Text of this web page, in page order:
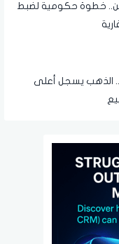
خطوة حكومية لضبط
6100 جنيه.. الذهب يسجل أعلى